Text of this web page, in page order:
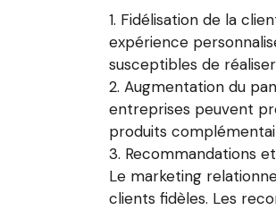
Fidélisation de la
expérience
susceptibles de
Augmentation du
entreprises peuvent
produits
Recommandations
Le marketing
clients fidèles. Les